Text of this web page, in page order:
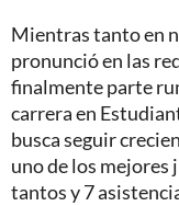
Mientras tanto en
pronunció en las
finalmente parte
carrera en
busca seguir
uno de los mejores
tantos y 7